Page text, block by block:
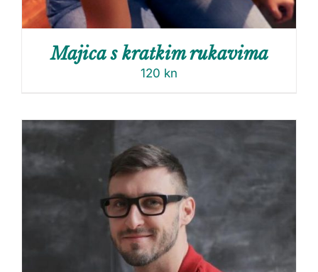
Majica s kratkim rukavima
120 kn